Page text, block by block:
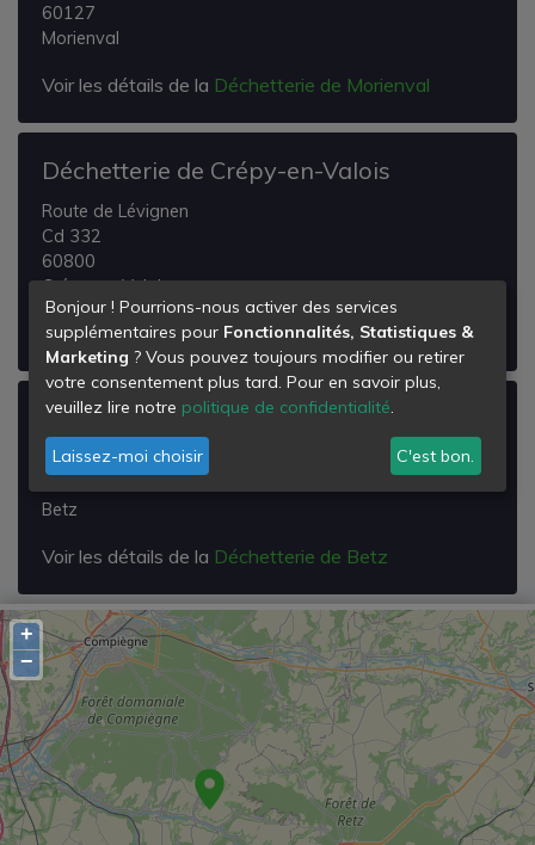
60127
Morienval
Voir les détails de la Déchetterie de Morienval
Déchetterie de Crépy-en-Valois
Route de Lévignen
Cd 332
60800
Crépy-en-Valois
Voir les détails de laDéchetterie de Crépy-en-Valois
Déchetterie de Betz
Rue Bauxis Lagrave
Betz
Voir les détails de la Déchetterie de Betz
+
−
Bonjour ! Pourrions-nous activer des services
supplémentaires pour Fonctionnalités, Statistiques &
Marketing ? Vous pouvez toujours modifier ou retirer
votre consentement plus tard. Pour en savoir plus,
veuillez lire notre politique de confidentialité.
Laissez-moi choisir C'est bon.